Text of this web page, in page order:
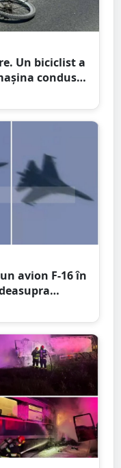
Un biciclist a
condusă
avion F-16 în